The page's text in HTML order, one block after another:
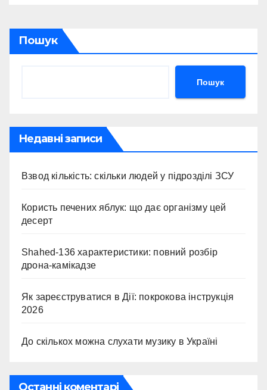
Пошук
Пошук
Недавні записи
Взвод кількість: скільки людей у підрозділі ЗСУ
Користь печених яблук: що дає організму цей
десерт
Shahed-136 характеристики: повний розбір
дрона-камікадзе
Як зареєструватися в Дії: покрокова інструкція
2026
До скількох можна слухати музику в Україні
Останні коментарі